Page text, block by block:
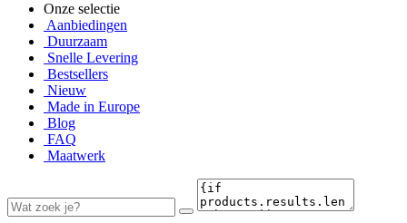
Onze selectie
Aanbiedingen
Duurzaam
Snelle Levering
Bestsellers
Nieuw
Made in Europe
Blog
FAQ
Maatwerk